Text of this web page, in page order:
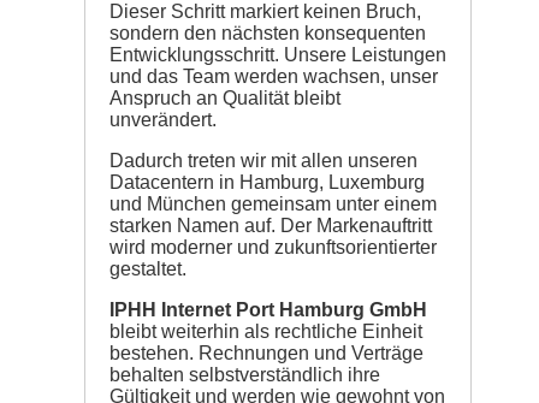
Dieser Schritt markiert keinen Bruch,
sondern den nächsten konsequenten
Entwicklungsschritt. Unsere Leistungen
und das Team werden wachsen, unser
Anspruch an Qualität bleibt
unverändert.
Dadurch treten wir mit allen unseren
Datacentern in Hamburg, Luxemburg
und München gemeinsam unter einem
starken Namen auf. Der Markenauftritt
wird moderner und zukunftsorientierter
gestaltet.
IPHH Internet Port Hamburg GmbH
bleibt weiterhin als rechtliche Einheit
bestehen. Rechnungen und Verträge
behalten selbstverständlich ihre
Gültigkeit und werden wie gewohnt von